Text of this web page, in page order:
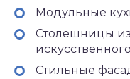
Модульные
Столешницы из
Стильные